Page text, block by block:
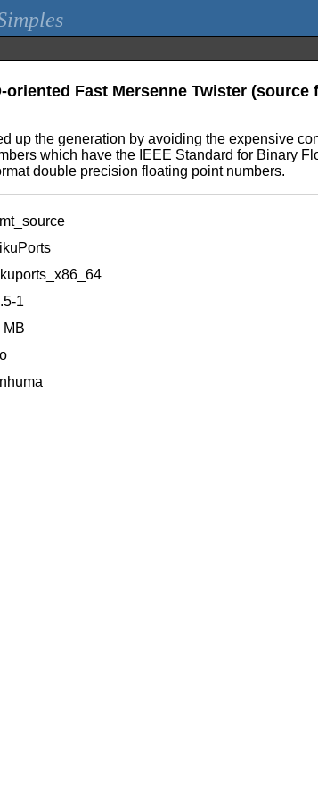
oriented Fast Mersenne Twister (source
up the generation by avoiding the expensive
which have the IEEE Standard for Binary
double precision floating point numbers.
1
MB